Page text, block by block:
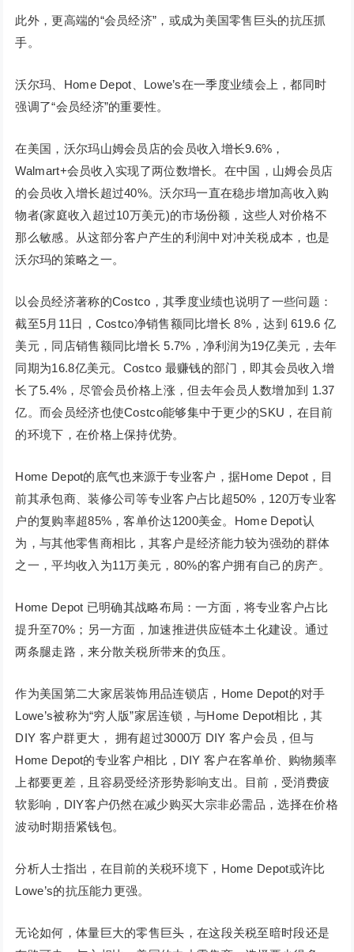
此外，更高端的“会员经济”，或成为美国零售巨头的抗压抓
手。
沃尔玛、Home Depot、Lowe’s在一季度业绩会上，都同时
强调了“会员经济”的重要性。
在美国，沃尔玛山姆会员店的会员收入增长9.6%，
Walmart+会员收入实现了两位数增长。在中国，山姆会员店
的会员收入增长超过40%。沃尔玛一直在稳步增加高收入购
物者(家庭收入超过10万美元)的市场份额，这些人对价格不
那么敏感。从这部分客户产生的利润中对冲关税成本，也是
沃尔玛的策略之一。
以会员经济著称的Costco，其季度业绩也说明了一些问题：
截至5月11日，Costco净销售额同比增长 8%，达到 619.6 亿
美元，同店销售额同比增长 5.7%，净利润为19亿美元，去年
同期为16.8亿美元。Costco 最赚钱的部门，即其会员收入增
长了5.4%，尽管会员价格上涨，但去年会员人数增加到 1.37
亿。而会员经济也使Costco能够集中于更少的SKU，在目前
的环境下，在价格上保持优势。
Home Depot的底气也来源于专业客户，据Home Depot，目
前其承包商、装修公司等专业客户占比超50%，120万专业客
户的复购率超85%，客单价达1200美金。Home Depot认
为，与其他零售商相比，其客户是经济能力较为强劲的群体
之一，平均收入为11万美元，80%的客户拥有自己的房产。
Home Depot 已明确其战略布局：一方面，将专业客户占比
提升至70%；另一方面，加速推进供应链本土化建设。通过
两条腿走路，来分散关税所带来的负压。
作为美国第二大家居装饰用品连锁店，Home Depot的对手
Lowe’s被称为“穷人版”家居连锁，与Home Depot相比，其
DIY 客户群更大， 拥有超过3000万 DIY 客户会员，但与
Home Depot的专业客户相比，DIY 客户在客单价、购物频率
上都要更差，且容易受经济形势影响支出。目前，受消费疲
软影响，DIY客户仍然在减少购买大宗非必需品，选择在价格
波动时期捂紧钱包。
分析人士指出，在目前的关税环境下，Home Depot或许比
Lowe’s的抗压能力更强。
无论如何，体量巨大的零售巨头，在这段关税至暗时段还是